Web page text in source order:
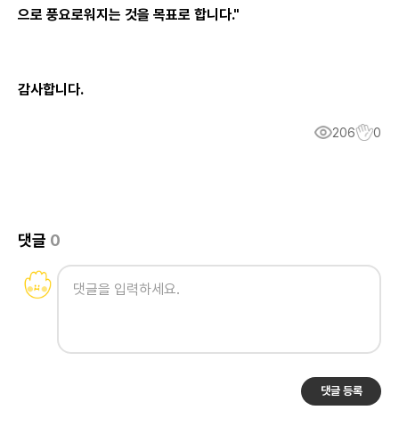
으로 풍요로워지는 것을 목표로 합니다."
감사합니다.
206 0
댓글 0
댓글 등록